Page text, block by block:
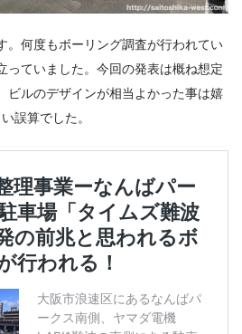
。何度もボーリング調査が行われてい
っていました。今回の発表は概ね想定
ビルのデザインが相当よかった事は嬉
い誤算でした。